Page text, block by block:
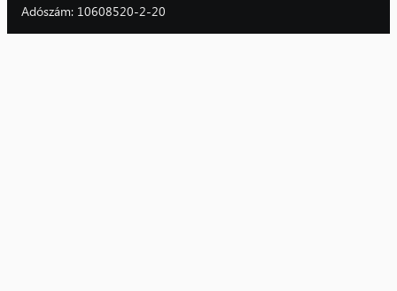
Adószám: 10608520-2-20